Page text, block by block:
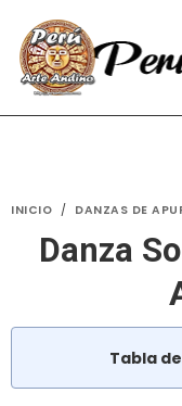
INICIO / DANZAS DE
Danza
Tabla